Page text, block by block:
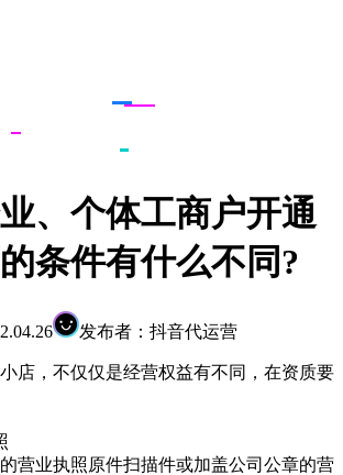
、个体工商户开通
条件有什么不同?
发布者：抖音代运营
店，不仅仅是经营权益有不同，在资质要
营业执照原件扫描件或加盖公司公章的营